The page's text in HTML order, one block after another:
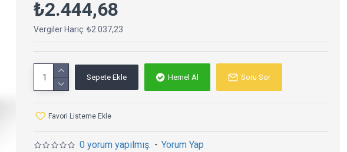
0 yorum yapılmış. - Yorum Yap
₺2.444,68
Vergiler Hariç: ₺2.037,23
Sepete Ekle Hemel Al Soru Sor
Favori Listeme Ekle